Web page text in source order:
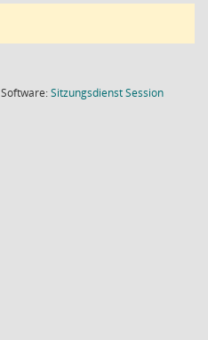
Software:SitzungsdienstSession(Wird in